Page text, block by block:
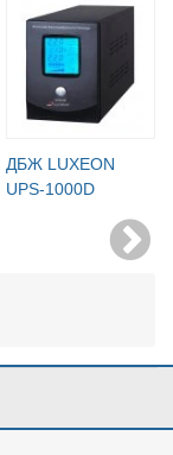
ДБЖ LUXEON
UPS-1000D